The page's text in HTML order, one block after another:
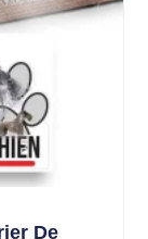
De